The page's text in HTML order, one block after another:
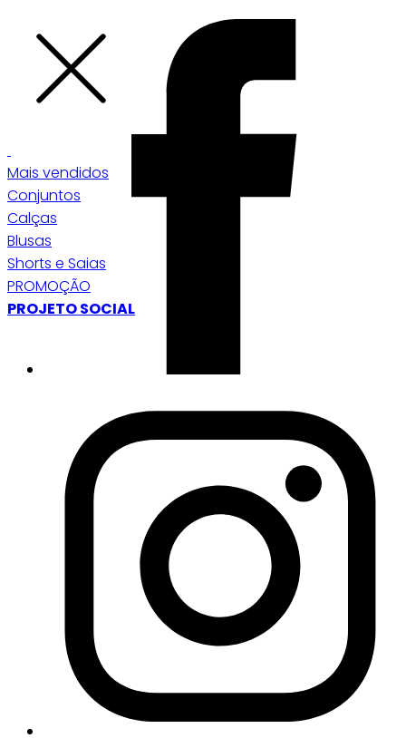
Mais vendidos
Conjuntos
Calças
Blusas
Shorts e Saias
PROMOÇÃO
PROJETO SOCIAL